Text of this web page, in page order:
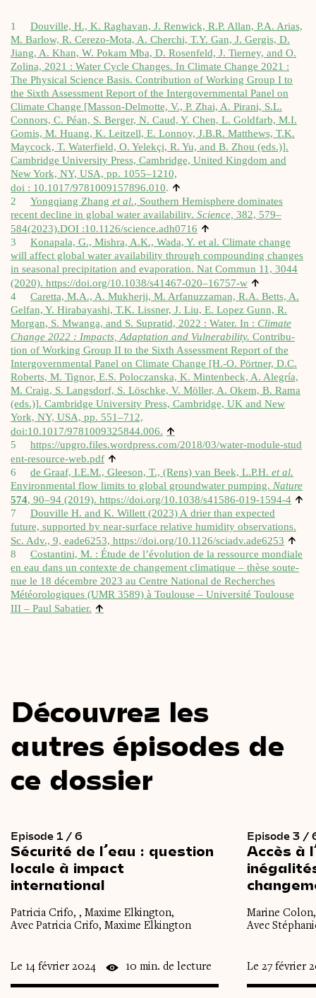
1
Dou­ville, H., K. Ragha­van, J. Ren­wick, R.P. Allan, P.A. Arias,
M. Bar­low, R. Cere­zo-Mota, A. Cher­chi, T.Y. Gan, J. Ger­gis, D.
Jiang, A. Khan, W. Pokam Mba, D. Rosen­feld, J. Tier­ney, and O.
Zoli­na, 2021 : Water Cycle Changes. In Cli­mate Change 2021 :
The Phy­si­cal Science Basis. Contri­bu­tion of Wor­king Group I to
the Sixth Assess­ment Report of the Inter­go­vern­men­tal Panel on
Cli­mate Change [Mas­son-Del­motte, V., P. Zhai, A. Pira­ni, S.L.
Connors, C. Péan, S. Ber­ger, N. Caud, Y. Chen, L. Gold­farb, M.I.
Gomis, M. Huang, K. Leit­zell, E. Lon­noy, J.B.R. Mat­thews, T.K.
May­cock, T. Water­field, O. Yelek­çi, R. Yu, and B. Zhou (eds.)].
Cam­bridge Uni­ver­si­ty Press, Cam­bridge, Uni­ted King­dom and
New York, NY, USA, pp. 1055–1210,
doi : 10.1017/9781009157896.010. ↑
2 Yong­qiang Zhang et al., Sou­thern Hemis­phere domi­nates
recent decline in glo­bal water avai­la­bi­li­ty. Science, 382, 579–
584(2023).DOI :10.1126/science.adh0716 ↑
3
Kona­pa­la, G., Mish­ra, A.K., Wada, Y. et al. Cli­mate change
will affect glo­bal water avai­la­bi­li­ty through com­poun­ding changes
in sea­so­nal pre­ci­pi­ta­tion and eva­po­ra­tion. Nat Com­mun 11, 3044
(2020). https://doi.org/10.1038/s41467-020–16757‑w ↑
4
Caret­ta, M.A., A. Mukher­ji, M. Arfa­nuz­za­man, R.A. Betts, A.
Gel­fan, Y. Hira­baya­shi, T.K. Liss­ner, J. Liu, E. Lopez Gunn, R.
Mor­gan, S. Mwan­ga, and S. Supra­tid, 2022 : Water. In : Cli­mate
Change 2022 : Impacts, Adap­ta­tion and Vul­ne­ra­bi­li­ty. Contri­bu­
tion of Wor­king Group II to the Sixth Assess­ment Report of the
Inter­go­vern­men­tal Panel on Cli­mate Change [H.-O. Pört­ner, D.C.
Roberts, M. Tignor, E.S. Poloc­zans­ka, K. Min­ten­beck, A. Ale­gría,
M. Craig, S. Lang­sdorf, S. Löschke, V. Möl­ler, A. Okem, B. Rama
(eds.)]. Cam­bridge Uni­ver­si­ty Press, Cam­bridge, UK and New
York, NY, USA, pp. 551–712,
doi:10.1017/9781009325844.006. ↑
5
https://​upgro​.files​.word​press​.com/​2​0​1​8​/​0​3​/​w​a​t​e​r​-​m​o​d​u​l​e​-​s​t​u​d​
e​n​t​-​r​e​s​o​u​r​c​e​-​w​e​b.pdf ↑
6 de Graaf, I.E.M., Glee­son, T., (Rens) van Beek, L.P.H. et al.
Envi­ron­men­tal flow limits to glo­bal ground­wa­ter pum­ping. Nature
574, 90–94 (2019). https://doi.org/10.1038/s41586-019‑1594‑4 ↑
7
Dou­ville H. and K. Willett (2023) A drier than expec­ted
future, sup­por­ted by near-sur­face rela­tive humi­di­ty obser­va­tions.
Sc. Adv., 9, eade6253, https://​doi​.org/​1​0​.​1​1​2​6​/​s​c​i​a​d​v​.​a​d​e6253 ↑
8
Cos­tan­ti­ni, M. : Étude de l’évolution de la res­source mon­diale
en eau dans un contexte de chan­ge­ment cli­ma­tique – thèse sou­te­
nue le 18 décembre 2023 au Centre Natio­nal de Recherches
Météo­ro­lo­giques (UMR 3589) à Tou­louse – Uni­ver­si­té Tou­louse
III – Paul Saba­tier. ↑
Découvrez les
autres épisodes de
ce dossier
Episode 1 / 6
Sécurité de l’eau : question
locale à impact
international
Patricia Crifo, , Maxime Elkington,
Avec Patricia Crifo, Maxime Elkington
Le 14 février 2024 10 min. de lecture
Episode 3 /
Accès à
Marine
Avec
Le 27 février